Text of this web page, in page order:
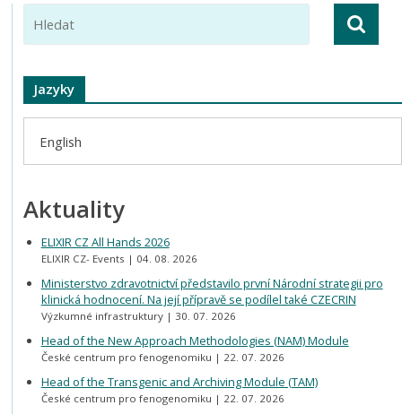
Jazyky
English
Aktuality
ELIXIR CZ All Hands 2026
ELIXIR CZ- Events 04. 08. 2026
Ministerstvo zdravotnictví představilo první Národní strategii pro
klinická hodnocení. Na její přípravě se podílel také CZECRIN
Výzkumné infrastruktury 30. 07. 2026
Head of the New Approach Methodologies (NAM) Module
České centrum pro fenogenomiku 22. 07. 2026
Head of the Transgenic and Archiving Module (TAM)
České centrum pro fenogenomiku 22. 07. 2026